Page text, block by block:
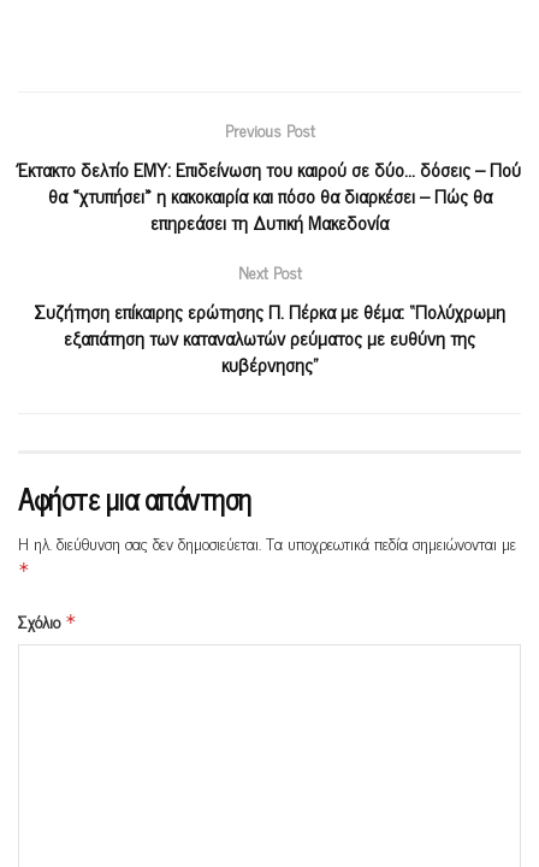
Previous Post
Έκτακτο δελτίο ΕΜΥ: Επιδείνωση του καιρού σε δύο… δόσεις – Πού
θα «χτυπήσει» η κακοκαιρία και πόσο θα διαρκέσει – Πώς θα
επηρεάσει τη Δυτική Μακεδονία
Next Post
Συζήτηση επίκαιρης ερώτησης Π. Πέρκα με θέμα: “Πολύχρωμη
εξαπάτηση των καταναλωτών ρεύματος με ευθύνη της
κυβέρνησης”
Αφήστε μια απάντηση
Η ηλ. διεύθυνση σας δεν δημοσιεύεται.Τα υποχρεωτικά πεδία σημειώνονται με
*
Σχόλιο *